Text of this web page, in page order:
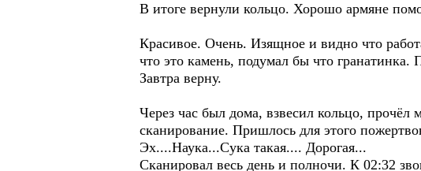
В итоге вернули кольцо. Хорошо армяне
Красивое. Очень. Изящное и видно что
что это камень, подумал бы что гранатинка.
Завтра верну.
Через час был дома, взвесил кольцо, прочёл
сканирование. Пришлось для этого
Эх....Наука...Сука такая.... Дорогая...
Сканировал весь день и полночи. К 02:32